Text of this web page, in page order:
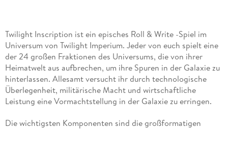
Twilight Inscription ist ein episches Roll & Write -Spiel im
Universum von Twilight Imperium. Jeder von euch spielt eine
der 24 großen Fraktionen des Universums, die von ihrer
Heimatwelt aus aufbrechen, um ihre Spuren in der Galaxie zu
hinterlassen. Allesamt versucht ihr durch technologische
Überlegenheit, militärische Macht und wirtschaftliche
Leistung eine Vormachtstellung in der Galaxie zu erringen.
Die wichtigsten Komponenten sind die großformatigen